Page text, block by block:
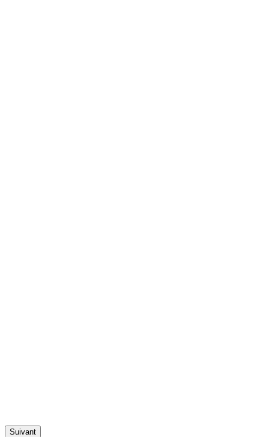
Suivant